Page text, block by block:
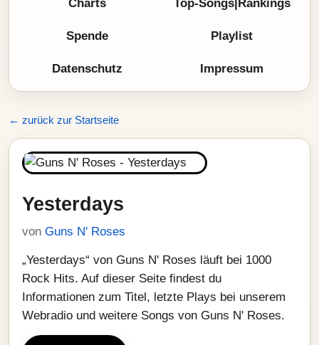
Charts Top-Songs|Rankings
Spende Playlist
Datenschutz Impressum
← zurück zur Startseite
Yesterdays
von Guns N' Roses
„Yesterdays“ von Guns N' Roses läuft bei 1000
Rock Hits. Auf dieser Seite findest du
Informationen zum Titel, letzte Plays bei unserem
Webradio und weitere Songs von Guns N' Roses.